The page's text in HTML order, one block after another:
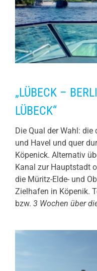
„LÜBECK –
LÜBECK“
Die Qual der Wahl: die
und Havel und quer
Köpenick. Alternativ
Kanal zur Hauptstadt
die Müritz-Elde- und
Zielhafen in Köpenik.
bzw. 3 Wochen über